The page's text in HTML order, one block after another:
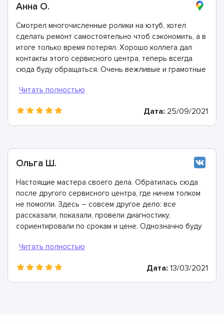
Анна О.
Смотрел многочисленные ролики на ютуб, хотел
сделать ремонт самостоятельно чтоб сэкономить, а в
итоге только время потерял. Хорошо коллега дал
контакты этого сервисного центра, теперь всегда
сюда буду обращаться. Очень вежливые и грамотные
гарантию.
Дата: 25/09/2021
Ольга Ш.
Настоящие мастера своего дела. Обратилась сюда
после другого сервисного центра, где ничем толком
не помогли. Здесь – совсем другое дело: все
рассказали, показали, провели диагностику,
сориентировали по срокам и цене. Однозначно буду
Дата: 13/03/2021